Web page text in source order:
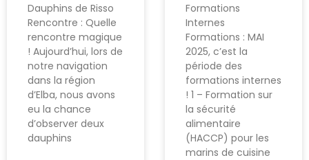
Dauphins de Risso
Rencontre : Quelle
rencontre magique
! Aujourd’hui, lors de
notre navigation
dans la région
d’Elba, nous avons
eu la chance
d’observer deux
dauphins
Formations
Internes
Formations : MAI
2025, c’est la
période des
formations internes
! 1 – Formation sur
la sécurité
alimentaire
(HACCP) pour les
marins de cuisine